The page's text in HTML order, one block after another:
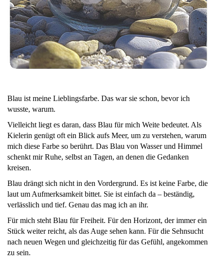
Blau ist meine Lieblingsfarbe. Das war sie schon, bevor ich
wusste, warum.
Vielleicht liegt es daran, dass Blau für mich Weite bedeutet. Als
Kielerin genügt oft ein Blick aufs Meer, um zu verstehen, warum
mich diese Farbe so berührt. Das Blau von Wasser und Himmel
schenkt mir Ruhe, selbst an Tagen, an denen die Gedanken
kreisen.
Blau drängt sich nicht in den Vordergrund. Es ist keine Farbe, die
laut um Aufmerksamkeit bittet. Sie ist einfach da – beständig,
verlässlich und tief. Genau das mag ich an ihr.
Für mich steht Blau für Freiheit. Für den Horizont, der immer ein
Stück weiter reicht, als das Auge sehen kann. Für die Sehnsucht
nach neuen Wegen und gleichzeitig für das Gefühl, angekommen
zu sein.